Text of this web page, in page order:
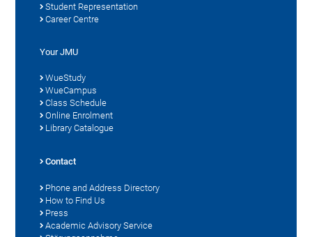
Student Representation
Career Centre
Your JMU
WueStudy
WueCampus
Class Schedule
Online Enrolment
Library Catalogue
Contact
Phone and Address Directory
How to Find Us
Press
Academic Advisory Service